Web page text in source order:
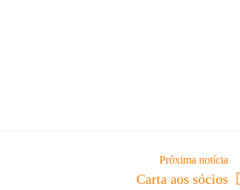
Próxima notícia
Carta aos sócios